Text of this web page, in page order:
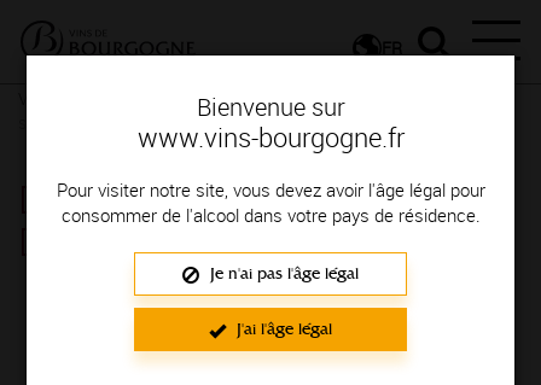
Bienvenue sur
www.vins-bourgogne.fr
Pour visiter notre site, vous devez avoir l'âge légal pour
consommer de l'alcool dans votre pays de résidence.
Je n'ai pas l'âge légal
J'ai l'âge légal
FR
Femmes et hommes passionnés
DOMAINE MONTHELIE
DOUHAIRET PORCHERET
Région de production : COTE DE BEAUNE